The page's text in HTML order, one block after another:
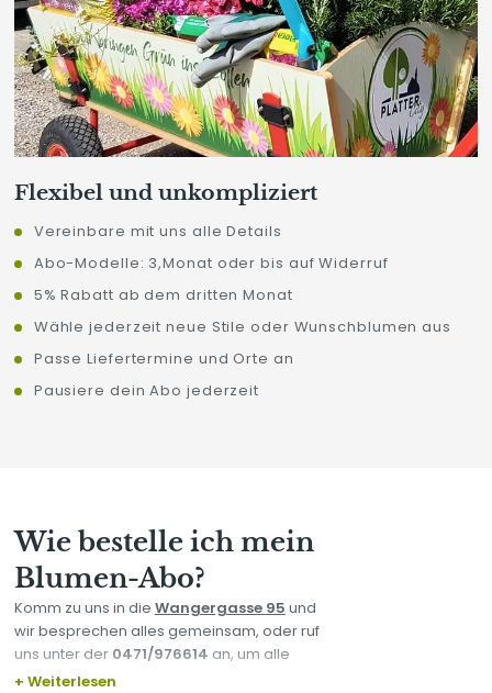
Flexibel und unkompliziert
Vereinbare mit uns alle Details
Abo-Modelle: 3,Monat oder bis auf Widerruf
5% Rabatt ab dem dritten Monat
Wähle jederzeit neue Stile oder Wunschblumen aus
Passe Liefertermine und Orte an
Pausiere dein Abo jederzeit
Wie bestelle ich mein
Blumen-Abo?
Komm zu uns in die Wangergasse 95 und
wir besprechen alles gemeinsam, oder ruf
uns unter der 0471/976614 an, um alle
Details zu klären.
+ Weiterlesen